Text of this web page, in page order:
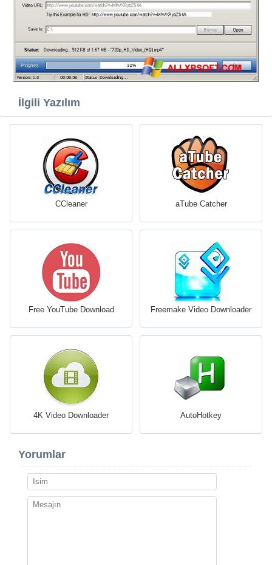
İlgili Yazılım
CCleaner aTube Catcher
Free YouTube Download Freemake Video Downloader
4K Video Downloader AutoHotkey
Yorumlar